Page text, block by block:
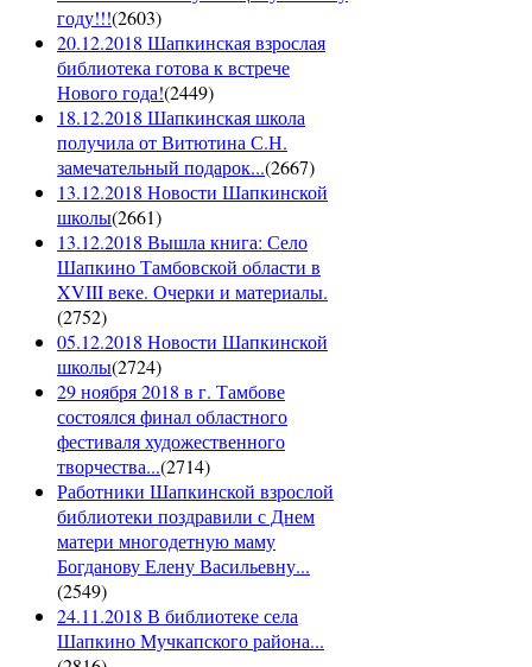
году!!!(2603)
20.12.2018 Шапкинская взрослая
библиотека готова к встрече
Нового года!(2449)
18.12.2018 Шапкинская школа
получила от Витютина С.Н.
замечательный подарок...(2667)
13.12.2018 Новости Шапкинской
школы(2661)
13.12.2018 Вышла книга: Село
Шапкино Тамбовской области в
XVIII веке. Очерки и материалы.
(2752)
05.12.2018 Новости Шапкинской
школы(2724)
29 ноября 2018 в г. Тамбове
состоялся финал областного
фестиваля художественного
творчества...(2714)
Работники Шапкинской взрослой
библиотеки поздравили с Днем
матери многодетную маму
Богданову Елену Васильевну...
(2549)
24.11.2018 В библиотеке села
Шапкино Мучкапского района...